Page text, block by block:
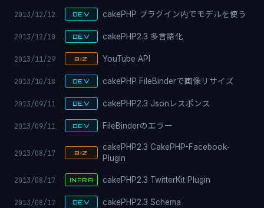
2013/12/12 DEV cakePHP プラグイン内でモデルを使う
2013/12/10 DEV cakePHP2.3 多言語化
2013/11/29 BIZ YouTube API
2013/10/18 DEV cakePHP FileBinderで画像リサイズ
2013/09/11 DEV cakePHP2.3 Jsonレスポンス
2013/09/11 DEV FileBinderのエラー
2013/08/17 BIZ
cakePHP2.3 CakePHP-Facebook-
Plugin
2013/08/17 INFRA cakePHP2.3 TwitterKit Plugin
2013/08/17 DEV cakePHP2.3 Schema